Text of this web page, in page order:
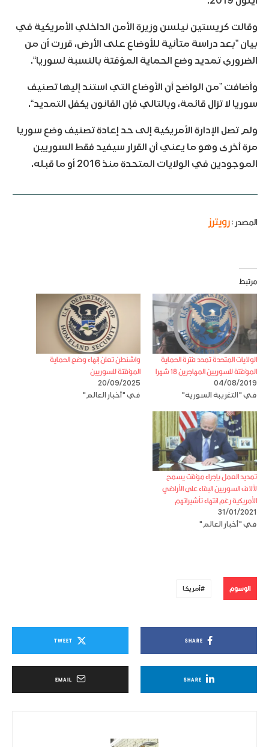
وقالت كريستين نيلسن وزيرة الأمن الداخلي الأمريكية في
بيان ”بعد دراسة متأنية للأوضاع على الأرض، قررت أن من
الضروري تمديد وضع الحماية المؤقتة بالنسبة لسوريا“.
وأضافت ”من الواضح أن الأوضاع التي استند إليها تصنيف
سوريا لا تزال قائمة، وبالتالي فإن القانون يكفل التمديد“.
ولم تصل الإدارة الأمريكية إلى حد إعادة تصنيف وضع سوريا
مرة أخرى وهو ما يعني أن القرار سيفيد فقط السوريين
الموجودين في الولايات المتحدة منذ 2016 أو ما قبله.
المصدر :رويترز
مرتبط
الولايات المتحدة تمدد فترة الحماية
المؤقتة للسوريين المهاجرين 18 شهرا
04/08/2019
في "التغريبة السورية"
واشنطن تعلن إنهاء وضع الحماية
المؤقتة للسوريين
20/09/2025
في "أخبار العالم"
تمديد العمل بإجراء مؤقت يسمح
لآلاف السوريين البقاء على الأراضي
الأمريكية رغم انتهاء تأشيراتهم
31/01/2021
في "أخبار العالم"
الوسوم أمريكا
SHARE
TWEET
SHARE
EMAIL